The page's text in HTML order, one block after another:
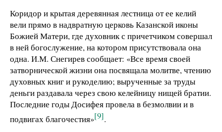
Коридор и крытая деревянная лестница от ее келий
вели прямо в надвратную церковь Казанской иконы
Божией Матери, где духовник с причетчиком совершал
в ней богослужение, на котором присутствовала она
одна. И.М. Снегирев сообщает: «Все время своей
затворнической жизни она посвящала молитве, чтению
духовных книг и рукоделию; вырученные за труды
деньги раздавала через свою келейницу нищей братии.
Последние годы Досифея провела в безмолвии и в
подвигах благочестия»[9].